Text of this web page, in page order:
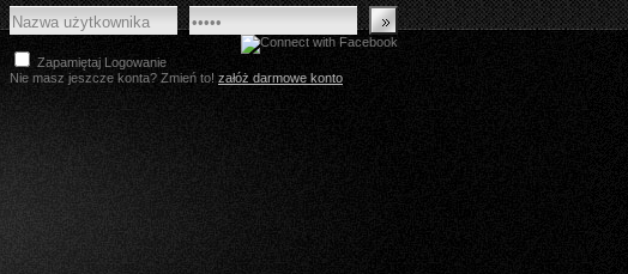
Zapamiętaj Logowanie
Nie masz jeszcze konta? Zmień to! załóż darmowe konto